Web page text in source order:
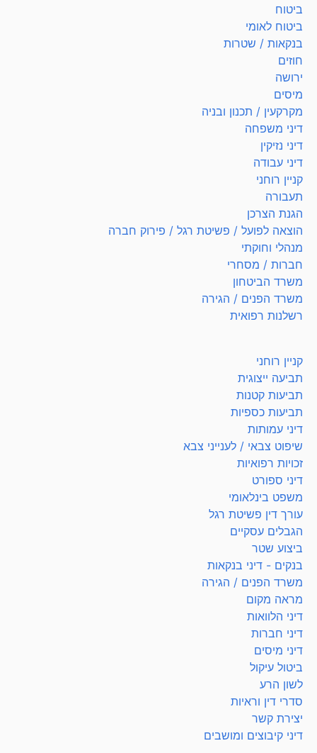
ביטוח
ביטוח לאומי
בנקאות / שטרות
חוזים
ירושה
מיסים
מקרקעין / תכנון ובניה
דיני משפחה
דיני נזיקין
דיני עבודה
קניין רוחני
תעבורה
הגנת הצרכן
הוצאה לפועל / פשיטת רגל / פירוק חברה
מנהלי וחוקתי
חברות / מסחרי
משרד הביטחון
משרד הפנים / הגירה
רשלנות רפואית
קניין רוחני
תביעה ייצוגית
תביעות קטנות
תביעות כספיות
דיני עמותות
שיפוט צבאי / לענייני צבא
זכויות רפואיות
דיני ספורט
משפט בינלאומי
עורך דין פשיטת רגל
הגבלים עסקיים
ביצוע שטר
בנקים - דיני בנקאות
משרד הפנים / הגירה
מראה מקום
דיני הלוואות
דיני חברות
דיני מיסים
ביטול עיקול
לשון הרע
סדרי דין וראיות
יצירת קשר
דיני קיבוצים ומושבים